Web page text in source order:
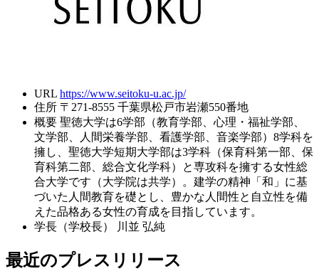
URL https://www.seitoku-u.ac.jp/
住所 〒271-8555 千葉県松戸市岩瀬550番地
概要 聖徳大学は6学部（教育学部、心理・福祉学部、
文学部、人間栄養学部、看護学部、音楽学部）8学科を
擁し、聖徳大学短期大学部は3学科（保育科第一部、保
育科第二部、総合文化学科）と専攻科を擁する女性総
合大学です（大学院は共学）。建学の精神「和」に基
づいた人間教育を礎とし、豊かな人間性と自立性を備
えた品格ある女性の育成を目指しています。
学長（学校長）
川並 弘純
最近のプレスリリース